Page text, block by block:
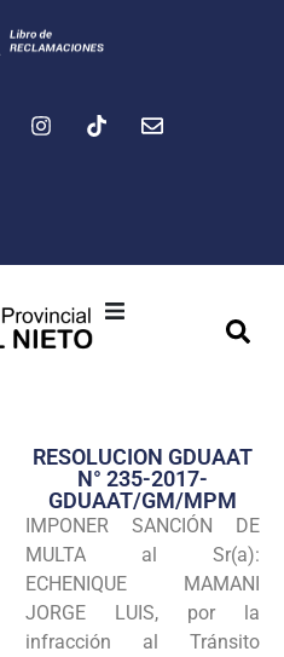
Transparencia
Seguridad
Programas
Intranet
RESOLUCION GDUAAT
N° 235-2017-
GDUAAT/GM/MPM
IMPONER SANCIÓN DE
MULTA al Sr(a):
ECHENIQUE MAMANI
JORGE LUIS, por la
infracción al Tránsito